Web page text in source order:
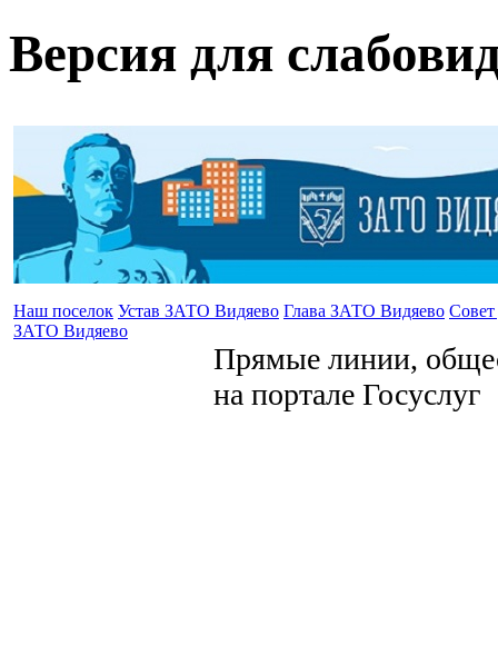
Версия для
Наш поселок Устав ЗАТО Видяево Глава ЗАТО Видяево
ЗАТО Видяево
Прямые линии,
на портале Госуслуг